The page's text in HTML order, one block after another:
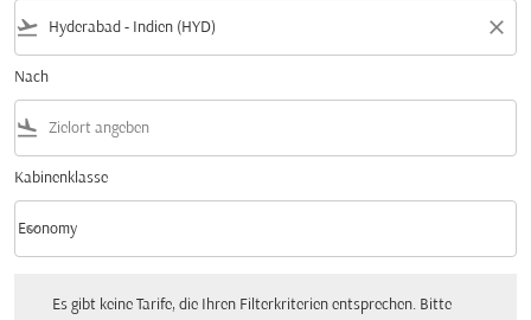
flight_takeoff close
Nach
flight_land
Kabinenklasse
Kabinenklasse option Economy Selected
Economy
keyboard_arrow_down
Es gibt keine Tarife, die Ihren Filterkriterien entsprechen. Bitte